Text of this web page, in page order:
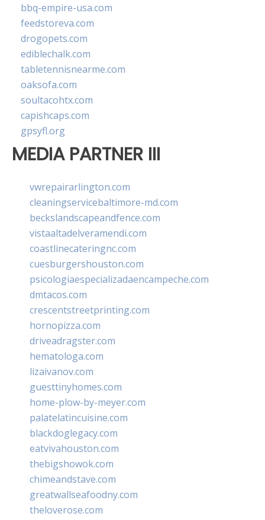
bbq-empire-usa.com
feedstoreva.com
drogopets.com
ediblechalk.com
tabletennisnearme.com
oaksofa.com
soultacohtx.com
capishcaps.com
gpsyfl.org
MEDIA PARTNER III
vwrepairarlington.com
cleaningservicebaltimore-md.com
beckslandscapeandfence.com
vistaaltadelveramendi.com
coastlinecateringnc.com
cuesburgershouston.com
psicologiaespecializadaencampeche.com
dmtacos.com
crescentstreetprinting.com
hornopizza.com
driveadragster.com
hematologa.com
lizaivanov.com
guesttinyhomes.com
home-plow-by-meyer.com
palatelatincuisine.com
blackdoglegacy.com
eatvivahouston.com
thebigshowok.com
chimeandstave.com
greatwallseafoodny.com
theloverose.com